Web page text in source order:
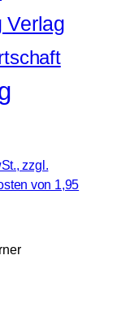
Verlag
zzgl.
von 1,95